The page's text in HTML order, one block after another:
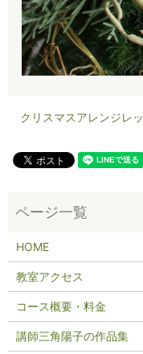
クリスマスアレンジレ
HOME
教室アクセス
コース概要・料金
講師三角陽子の作品集